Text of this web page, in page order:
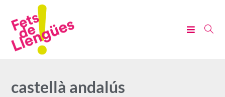
castellà andalús